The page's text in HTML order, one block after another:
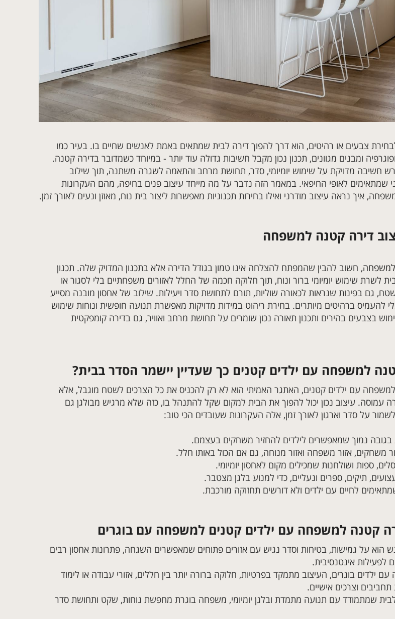
צבעים או רהיטים, הוא דרך להפוך דירה לבית שמתאים באמת לאנשים שחיים בו. בעיר כמו
ומבנים מגוונים, תכנון נכון מקבל חשיבות גדולה עוד יותר - במיוחד כשמדובר בדירה קטנה.
חשיבה מדויקת על שימוש יומיומי, סדר, תחושת מרחב והתאמה לשגרה משתנה, תוך שילוב
שמתאימים לאופי החיפאי. במאמר הזה נדבר על מה מייחד עיצוב פנים בחיפה, מהם העקרונות
איך נראה עיצוב מודרני ואילו בחירות תכנוניות מאפשרות ליצור בית נוח, מאוזן ונעים לאורך זמן.
דירה קטנה למשפחה
למשפחה, חשוב להבין שהמפתח להצלחה אינו טמון בגודל הדירה אלא בתכנון המדויק שלה. תכנון
לשרת שימוש יומיומי ברור ונוח, תוך חלוקה חכמה של החלל לאזורים משפחתיים בלי לסגור או
גם בפינות שנראות לכאורה שוליות, תורם לתחושת סדר ויעילות. שילוב של אחסון מובנה מסייע
להעמיס ברהיטים מיותרים. בחירת ריהוט במידות מדויקות מאפשרת תנועה חופשית ונוחות שימוש
בצבעים בהירים ותכנון תאורה נכון שומרים על תחושת מרחב ואוויר, גם בדירה קומפקטית
למשפחה עם ילדים קטנים כך שעדיין יישמר הסדר בבית?
עם ילדים קטנים, האתגר האמיתי הוא לא רק להכניס את כל הצרכים לשטח מוגבל, אלא
עמוסה. עיצוב נכון יכול להפוך את הבית למקום שקל להתנהל בו, כזה שלא מרגיש מבולגן גם
על סדר וארגון לאורך זמן, אלה העקרונות שעובדים הכי טוב:
בגובה נמוך שמאפשרים לילדים להחזיר משחקים בעצמם.
משחקים, אזור משפחה ואזור מנוחה, גם אם הכול באותו חלל.
ספות ושולחנות שמכילים מקום לאחסון יומיומי.
תיקים, ספרים ונעליים, כדי למנוע בלגן מצטבר.
לחיים עם ילדים ולא דורשים תחזוקה מורכבת.
קטנה למשפחה עם ילדים קטנים למשפחה עם בוגרים
על גמישות, בטיחות וסדר נגיש עם אזורים פתוחים שמאפשרים השגחה, פתרונות אחסון רבים
לפעילות אינטנסיבית.
ילדים בוגרים, העיצוב מתמקד בפרטיות, חלוקה ברורה יותר בין חללים, אזורי עבודה או לימוד
וצרכים אישיים.
שמתמודד עם תנועה מתמדת ובלגן יומיומי, משפחה בוגרת מחפשת נוחות, שקט ותחושת סדר